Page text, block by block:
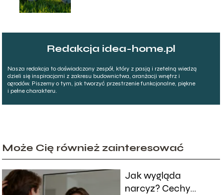
Redakcja idea-home.pl
Nasza redakcja to doświadczony zespół, który z pasją i rzetelną wiedzą
dzieli się inspiracjami z zakresu budownictwa, aranżacji wnętrz i
ogrodów. Piszemy o tym, jak tworzyć przestrzenie funkcjonalne, piękne
i pełne charakteru.
Może Cię również zainteresować
Jak wygląda
narcyz? Cechy